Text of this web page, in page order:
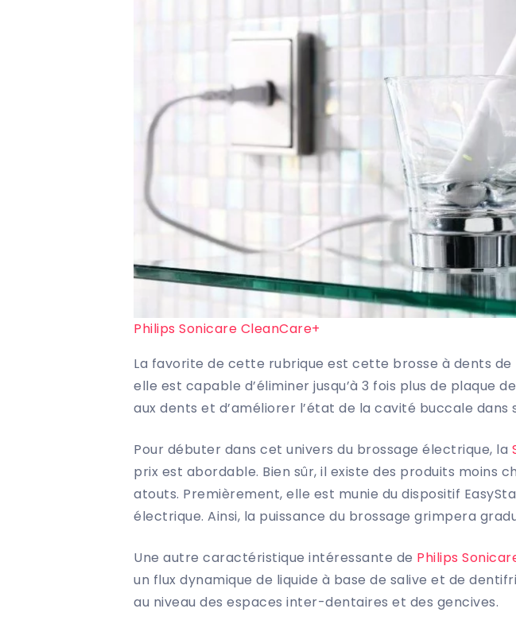
Philips Sonicare CleanCare+
La favorite de cette rubrique est cette brosse à dents de
elle est capable d’éliminer jusqu’à 3 fois plus de plaque
aux dents et d’améliorer l’état de la cavité buccale dans
Pour débuter dans cet univers du brossage électrique, la
prix est abordable. Bien sûr, il existe des produits moins
atouts. Premièrement, elle est munie du dispositif
électrique. Ainsi, la puissance du brossage grimpera
Une autre caractéristique intéressante de Philips
un flux dynamique de liquide à base de salive et de
au niveau des espaces inter-dentaires et des gencives.